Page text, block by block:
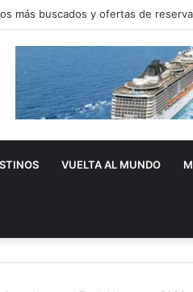
más buscados y ofertas de
VUELTA AL MUNDO